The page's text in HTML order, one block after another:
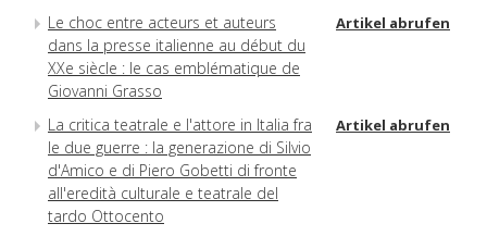
Le choc entre acteurs et auteurs
dans la presse italienne au début du
XXe siècle : le cas emblématique de
Giovanni Grasso
Artikel abrufen
La critica teatrale e l'attore in Italia fra
le due guerre : la generazione di Silvio
d'Amico e di Piero Gobetti di fronte
all'eredità culturale e teatrale del
tardo Ottocento
Artikel abrufen